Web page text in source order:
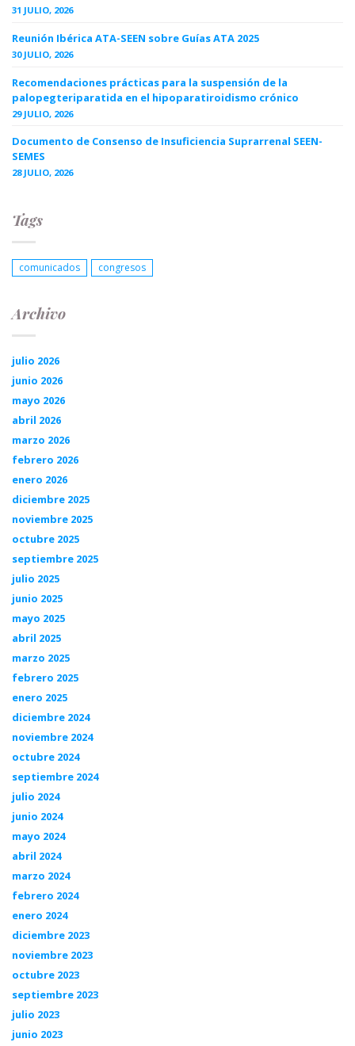
31 JULIO, 2026
Reunión Ibérica ATA-SEEN sobre Guías ATA 2025
30 JULIO, 2026
Recomendaciones prácticas para la suspensión de la
palopegteriparatida en el hipoparatiroidismo crónico
29 JULIO, 2026
Documento de Consenso de Insuficiencia Suprarrenal SEEN-
SEMES
28 JULIO, 2026
Tags
comunicados congresos
Archivo
julio 2026
junio 2026
mayo 2026
abril 2026
marzo 2026
febrero 2026
enero 2026
diciembre 2025
noviembre 2025
octubre 2025
septiembre 2025
julio 2025
junio 2025
mayo 2025
abril 2025
marzo 2025
febrero 2025
enero 2025
diciembre 2024
noviembre 2024
octubre 2024
septiembre 2024
julio 2024
junio 2024
mayo 2024
abril 2024
marzo 2024
febrero 2024
enero 2024
diciembre 2023
noviembre 2023
octubre 2023
septiembre 2023
julio 2023
junio 2023